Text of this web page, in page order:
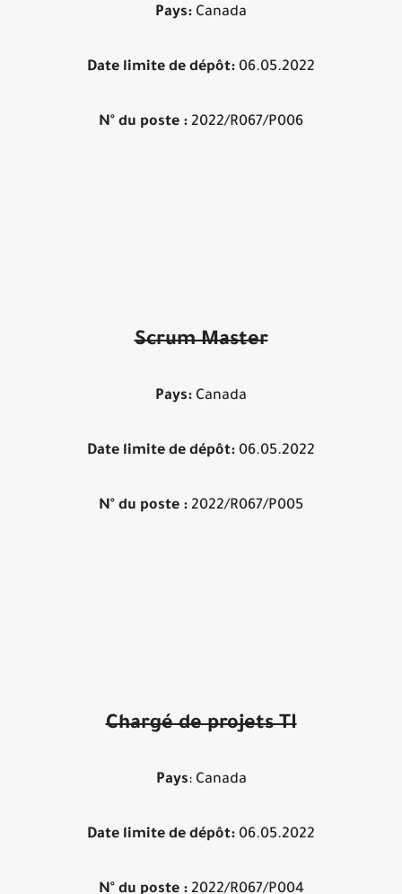
Pays:Canada
Date limite de dépôt:06.05.2022
N° du poste :2022/R067/P006
Scrum Master
Pays:Canada
Date limite de dépôt:06.05.2022
N° du poste :2022/R067/P005
Chargé de projets TI
Pays: Canada
Date limite de dépôt:06.05.2022
N° du poste :2022/R067/P004